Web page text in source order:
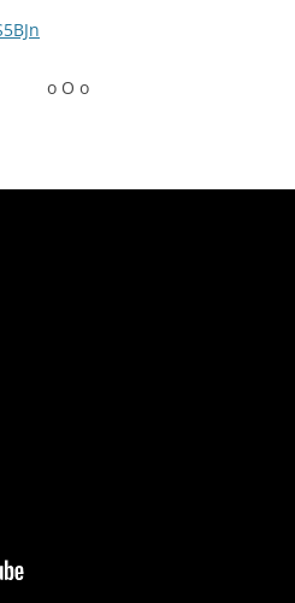
o O o